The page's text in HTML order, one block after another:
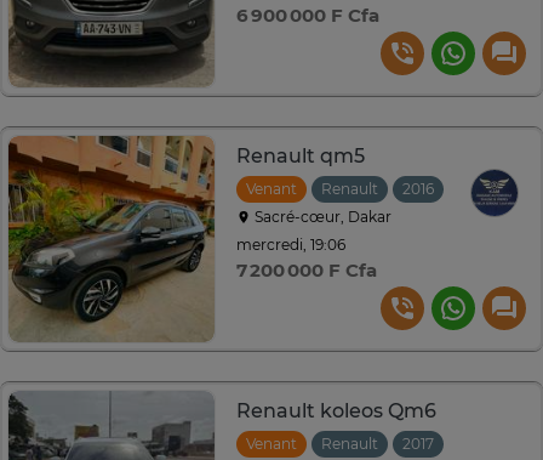
6 900 000 F Cfa
Renault qm5
Venant Renault 2016
Sacré-cœur, Dakar
mercredi, 19:06
7 200 000 F Cfa
Renault koleos Qm6
Venant Renault 2017